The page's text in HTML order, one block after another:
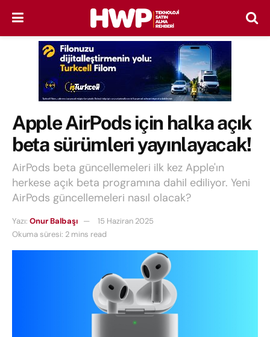
Apple AirPods için halka açık
beta sürümleri yayınlayacak!
AirPods beta güncellemeleri ilk kez Apple'ın
herkese açık beta programına dahil ediliyor. Yeni
AirPods güncellemeleri nasıl olacak?
Yazı: Onur Balbaşı
15 Haziran 2025
Okuma süresi: 2 mins read